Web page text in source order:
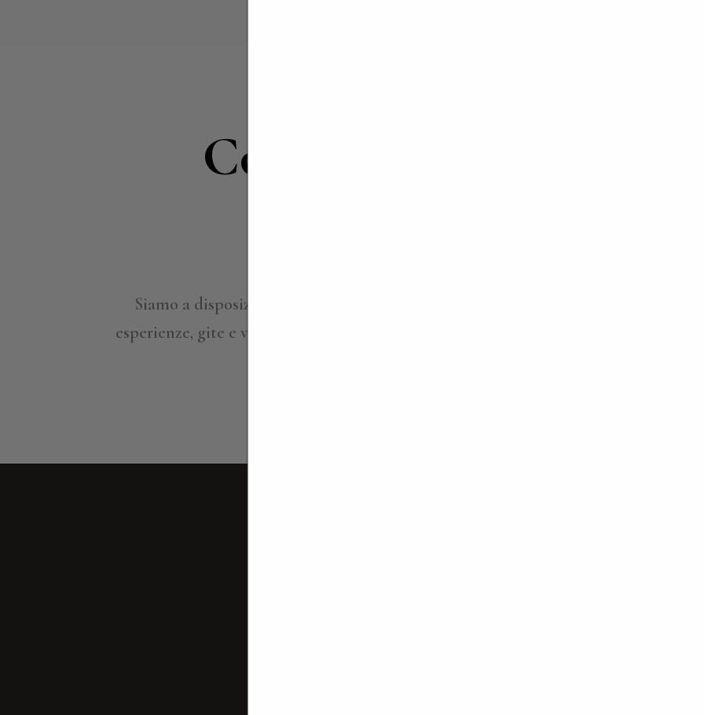
Contattaci per maggiori
Siamo a disposizione per approfondire i dettagli di tutte le proposte presentate;
esperienze, gite e viaggi su misura, in base alle vostre esigenze e curiosità;